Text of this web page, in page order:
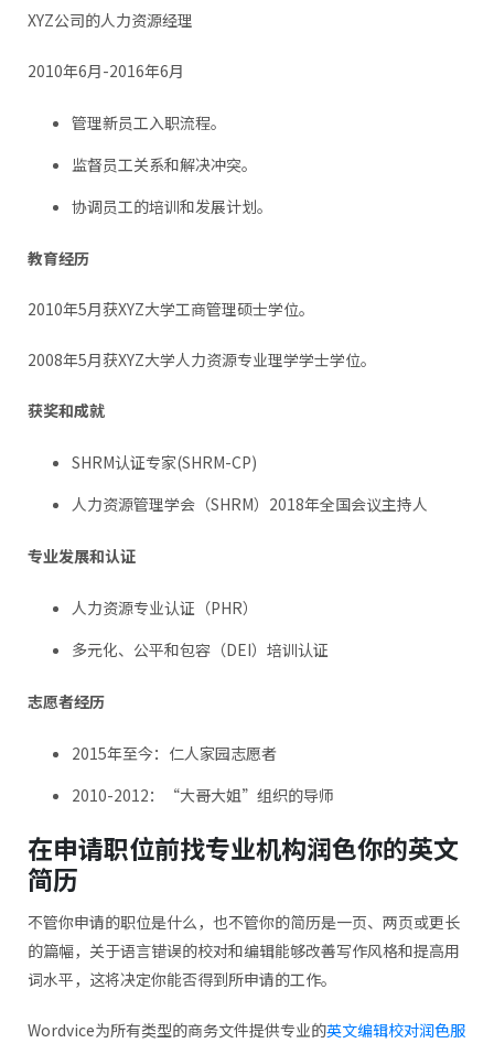
XYZ公司的人力资源经理
2010年6月-2016年6月
管理新员工入职流程。
监督员工关系和解决冲突。
协调员工的培训和发展计划。
教育经历
2010年5月获XYZ大学工商管理硕士学位。
2008年5月获XYZ大学人力资源专业理学学士学位。
获奖和成就
SHRM认证专家(SHRM-CP)
人力资源管理学会（SHRM）2018年全国会议主持人
专业发展和认证
人力资源专业认证（PHR）
多元化、公平和包容（DEI）培训认证
志愿者经历
2015年至今：仁人家园志愿者
2010-2012：“大哥大姐”组织的导师
在申请职位前找专业机构润色你的英文
简历
不管你申请的职位是什么，也不管你的简历是一页、两页或更长
的篇幅，关于语言错误的校对和编辑能够改善写作风格和提高用
词水平，这将决定你能否得到所申请的工作。
Wordvice为所有类型的商务文件提供专业的英文编辑校对润色服